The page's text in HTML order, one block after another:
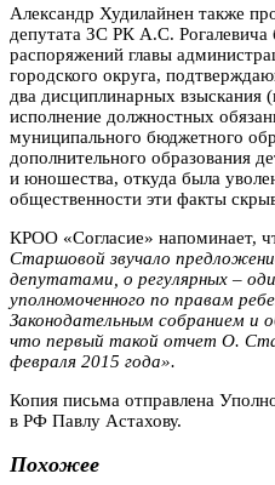
Александр Худилайнен также
депутата ЗС РК А.С.
распоряжений главы
городского округа,
два дисциплинарных взыскания
исполнение должностных
муниципального бюджетного
дополнительного образования
и юношества, откуда была
общественности эти факты
КРОО «Согласие» напоминает,
Старшовой звучало
депутатами, о регулярных –
уполномоченного по правам
Законодательным собранием и
что первый такой отчет О.
февраля 2015 года».
Копия письма отправлена
в РФ Павлу Астахову.
Похожее